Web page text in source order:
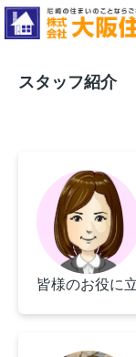
スタッフ紹介
皆様のお役に